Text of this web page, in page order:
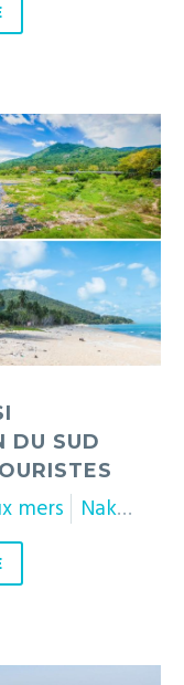
DU SUD
mers Nakhon Si Thammarat